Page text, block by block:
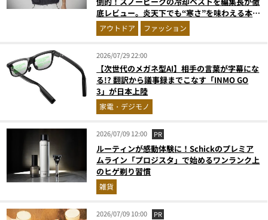
底レビュー。炎天下でも“寒さ”を味わえる本気
のギア『コレ買いです』Vol.172
アウトドア ファッション
2026/07/29 22:00
【次世代のメガネ型AI】相手の言葉が字幕にな
る!? 翻訳から議事録までこなす「INMO GO
3」が日本上陸
家電・デジモノ
2026/07/09 12:00 PR
ルーティンが感動体験に！Schickのプレミア
ムライン「プロジスタ」で始めるワンランク上
のヒゲ剃り習慣
雑貨
2026/07/09 10:00 PR